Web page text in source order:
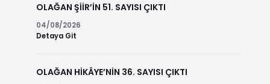
OLAĞAN ŞİİR’İN 51. SAYISI ÇIKTI
04/08/2026
Detaya Git
OLAĞAN HİKÂYE’NİN 36. SAYISI ÇIKTI